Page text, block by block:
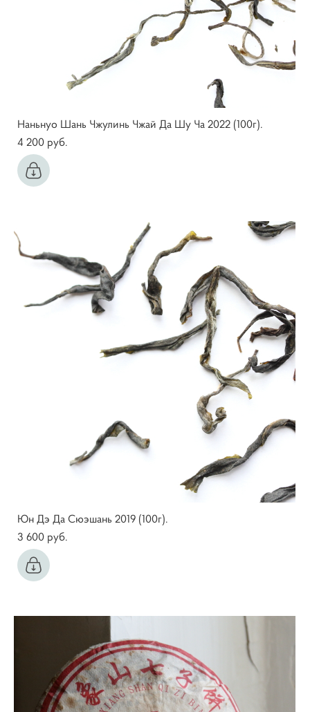
Наньнуо Шань Чжулинь Чжай Да Шу Ча 2022 (100г).
4 200 pуб.
Юн Дэ Да Сюэшань 2019 (100г).
3 600 pуб.